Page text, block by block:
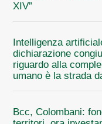
XIV”
Intelligenza
dichiarazione
riguardo alla
umano è la strada
Bcc, Colombani: